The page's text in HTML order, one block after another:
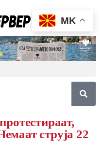
струја 22
MK